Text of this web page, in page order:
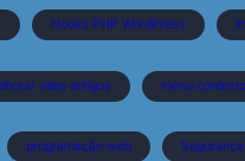
Hooks PHP WordPress
sites antigos menu
programação web